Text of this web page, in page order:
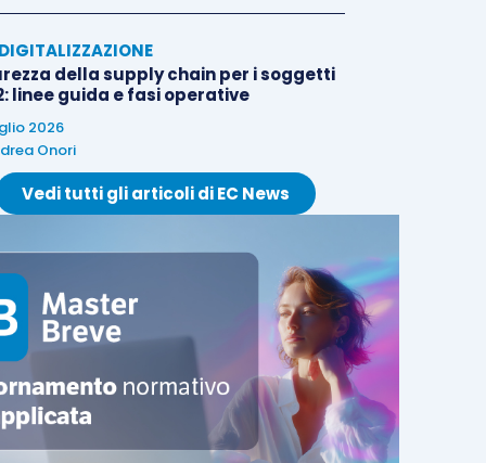
della supply chain per i soggetti
linee guida e fasi operative
2026
Onori
Vedi tutti gli articoli di EC News